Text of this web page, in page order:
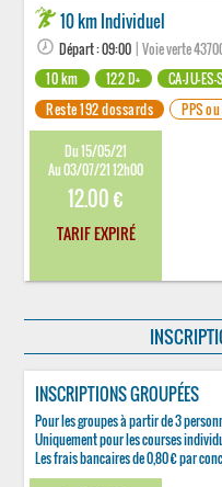
10 km Individuel
Départ : 09:00 | Voie verte
10 km
122 D+
CA-JU-ES-
Reste 192 dossards
PPS
Du 15/05/21
Au 03/07/21 12h00
12.00 €
TARIF EXPIRÉ
INSCRIPTIONS GROUPÉES
Pour les groupes à partir de 3
Uniquement pour les courses
Les frais bancaires de 0,80 € par